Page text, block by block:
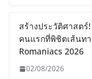
สร้างประวัติศาสตร์
คนแรกที่พิชิตเส้นท
Romaniacs 2026
02/08/2026